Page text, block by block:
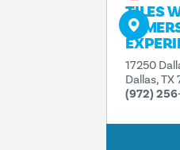
TILES
17250
Dallas, TX
(972)